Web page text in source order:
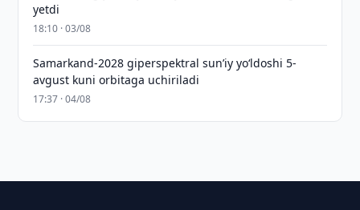
yetdi
18:10 · 03/08
Samarkand-2028 giperspektral sun’iy yo‘ldoshi 5-
avgust kuni orbitaga uchiriladi
17:37 · 04/08